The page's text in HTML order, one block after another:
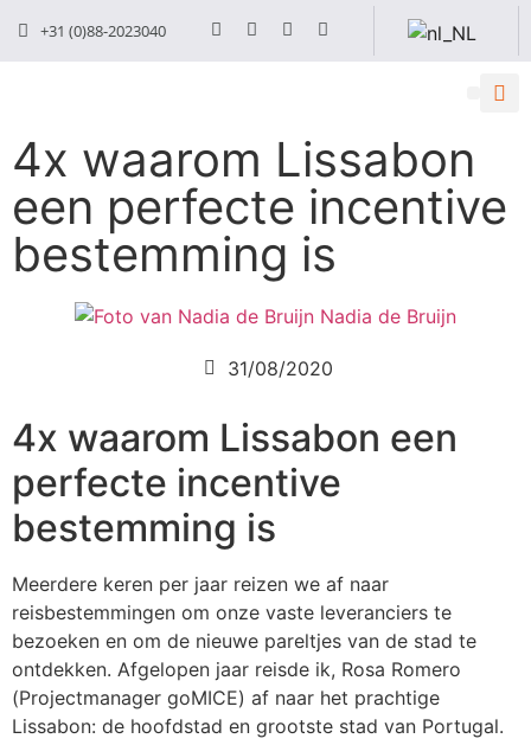
+31 (0)88-2023040
4x waarom Lissabon
een perfecte incentive
bestemming is
Nadia de Bruijn
31/08/2020
4x waarom Lissabon een
perfecte incentive
bestemming is
Meerdere keren per jaar reizen we af naar
reisbestemmingen om onze vaste leveranciers te
bezoeken en om de nieuwe pareltjes van de stad te
ontdekken. Afgelopen jaar reisde ik, Rosa Romero
(Projectmanager goMICE) af naar het prachtige
Lissabon: de hoofdstad en grootste stad van Portugal.